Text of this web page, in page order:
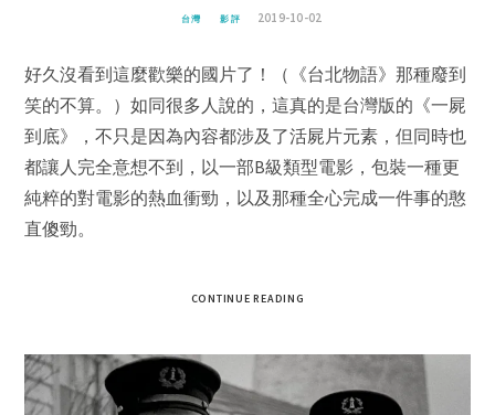
台灣 影評 2019-10-02
好久沒看到這麼歡樂的國片了！（《台北物語》那種廢到
笑的不算。）如同很多人說的，這真的是台灣版的《一屍
到底》，不只是因為內容都涉及了活屍片元素，但同時也
都讓人完全意想不到，以一部B級類型電影，包裝一種更
純粹的對電影的熱血衝勁，以及那種全心完成一件事的憨
直傻勁。
CONTINUE READING